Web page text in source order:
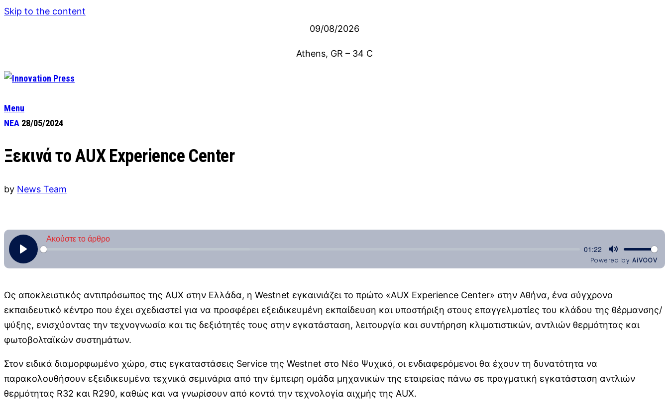
Skip to the content
09/08/2026
Athens, GR – 34 C
Menu
ΝΕΑ 28/05/2024
Ξεκινά το AUX Experience Center
by News Team
Ως αποκλειστικός αντιπρόσωπος της AUX στην Ελλάδα, η Westnet εγκαινιάζει το πρώτο «AUX Experience Center» στην Αθήνα, ένα σύγχρονο
εκπαιδευτικό κέντρο που έχει σχεδιαστεί για να προσφέρει εξειδικευμένη εκπαίδευση και υποστήριξη στους επαγγελματίες του κλάδου της θέρμανσης/
ψύξης, ενισχύοντας την τεχνογνωσία και τις δεξιότητές τους στην εγκατάσταση, λειτουργία και συντήρηση κλιματιστικών, αντλιών θερμότητας και
φωτοβολταϊκών συστημάτων.
Στον ειδικά διαμορφωμένο χώρο, στις εγκαταστάσεις Service της Westnet στο Νέο Ψυχικό, οι ενδιαφερόμενοι θα έχουν τη δυνατότητα να
παρακολουθήσουν εξειδικευμένα τεχνικά σεμινάρια από την έμπειρη ομάδα μηχανικών της εταιρείας πάνω σε πραγματική εγκατάσταση αντλιών
θερμότητας R32 και R290, καθώς και να γνωρίσουν από κοντά την τεχνολογία αιχμής της AUX.